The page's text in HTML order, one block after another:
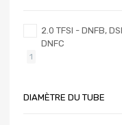
2.0 TFSI - DNFB,
DNFC
1
DIAMÈTRE DU TUBE